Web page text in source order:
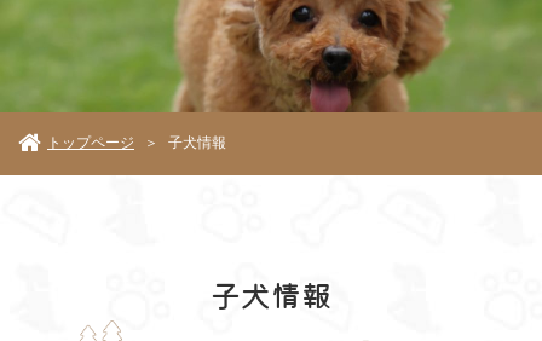
トップページ ＞ 子犬情報
子犬情報